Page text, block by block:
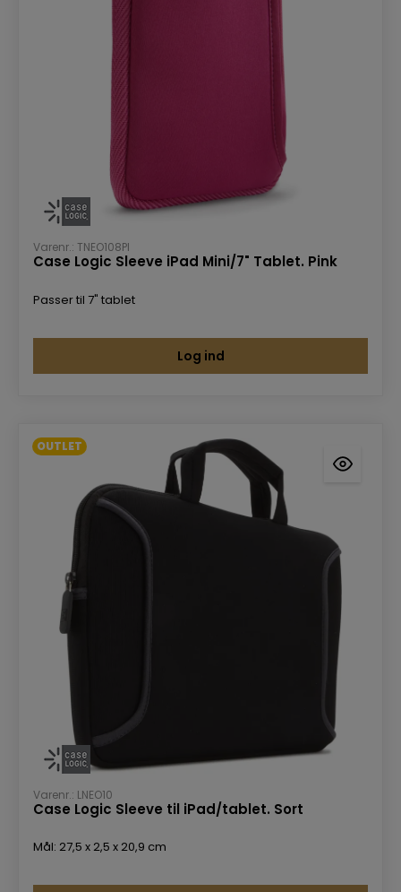
Varenr.: TNEO108PI
Case Logic Sleeve iPad Mini/7" Tablet. Pink
Passer til 7" tablet
Log ind
OUTLET
Varenr.: LNEO10
Case Logic Sleeve til iPad/tablet. Sort
Mål: 27,5 x 2,5 x 20,9 cm